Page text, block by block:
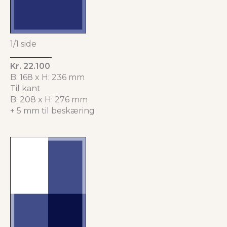
1/1 side
Kr. 22.100
B: 168 x H: 236 mm
Til kant
B: 208 x H: 276 mm
+ 5 mm til beskæring